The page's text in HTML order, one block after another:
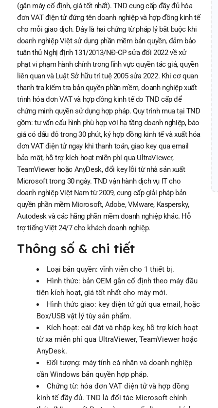
(gắn máy cố định, giá tốt nhất). TND cung cấp đầy đủ hóa
đơn VAT điện tử đứng tên doanh nghiệp và hợp đồng kinh tế
cho mỗi giao dịch. Đây là hai chứng từ pháp lý bắt buộc khi
doanh nghiệp Việt sử dụng phần mềm bản quyền, đảm bảo
tuân thủ Nghị định 131/2013/NĐ-CP sửa đổi 2022 về xử
phạt vi phạm hành chính trong lĩnh vực quyền tác giả, quyền
liên quan và Luật Sở hữu trí tuệ 2005 sửa 2022. Khi cơ quan
thanh tra kiểm tra bản quyền phần mềm, doanh nghiệp xuất
trình hóa đơn VAT và hợp đồng kinh tế do TND cấp để
chứng minh quyền sử dụng hợp pháp. Quy trình mua tại TND
gồm: tư vấn cấu hình phù hợp với hạ tầng doanh nghiệp, báo
giá có dấu đỏ trong 30 phút, ký hợp đồng kinh tế và xuất hóa
đơn VAT điện tử ngay khi thanh toán, giao key qua email
bảo mật, hỗ trợ kích hoạt miễn phí qua UltraViewer,
TeamViewer hoặc AnyDesk, đổi key lỗi từ nhà sản xuất
Microsoft trong 30 ngày. TND vận hành dịch vụ IT cho
doanh nghiệp Việt Nam từ 2009, cung cấp giải pháp bản
quyền phần mềm Microsoft, Adobe, VMware, Kaspersky,
Autodesk và các hãng phần mềm doanh nghiệp khác. Hỗ
trợ tiếng Việt 24/7 cho khách doanh nghiệp.
Thông số & chi tiết
Loại bản quyền: vĩnh viễn cho 1 thiết bị.
Hình thức: bản OEM gắn cố định theo máy đầu
tiên kích hoạt, giá tốt nhất cho máy mới.
Hình thức giao: key điện tử gửi qua email, hoặc
Box/USB vật lý tùy sản phẩm.
Kích hoạt: cài đặt và nhập key, hỗ trợ kích hoạt
từ xa miễn phí qua UltraViewer, TeamViewer hoặc
AnyDesk.
Đối tượng: máy tính cá nhân và doanh nghiệp
cần Windows bản quyền hợp pháp.
Chứng từ: hóa đơn VAT điện tử và hợp đồng
kinh tế đầy đủ. TND là đối tác Microsoft chính